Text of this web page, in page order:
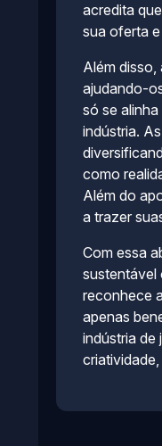
acredita
sua oferta
Além
ajudando-
só se
indústria.
como
Além do
a trazer
Com essa
sustentável
reconhece
apenas
indústria de